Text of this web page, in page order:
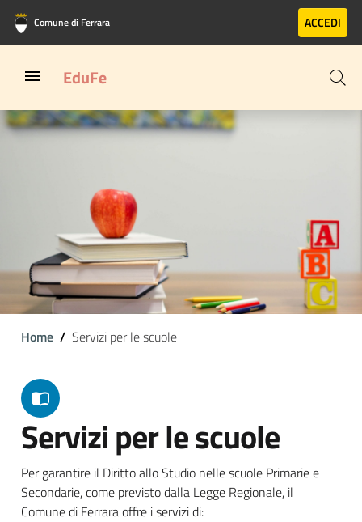
Vai al contenuto principale
Vai al footer
Comune di Ferrara ACCEDI
EduFe
Home Servizi per le scuole
Servizi per le scuole
Per garantire il Diritto allo Studio nelle scuole Primarie e
Secondarie, come previsto dalla Legge Regionale, il
Comune di Ferrara offre i servizi di: